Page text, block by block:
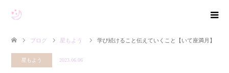
ブログ 星もよう 学び続けること伝えていくこと【いて座満月】
星もよう 2023.06.06